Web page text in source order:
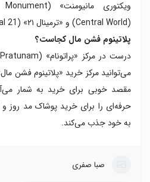
(Central World) و «ترمینال ۲۱» (Terminal 21) هستند.
پلاتینوم فشن مال کجاست؟
مقصد خوبی برای خرید به شمار
حرفه‌ای را برای خرید پوشاک مد روز
به خود جذب می‌کند.
صبا صفری